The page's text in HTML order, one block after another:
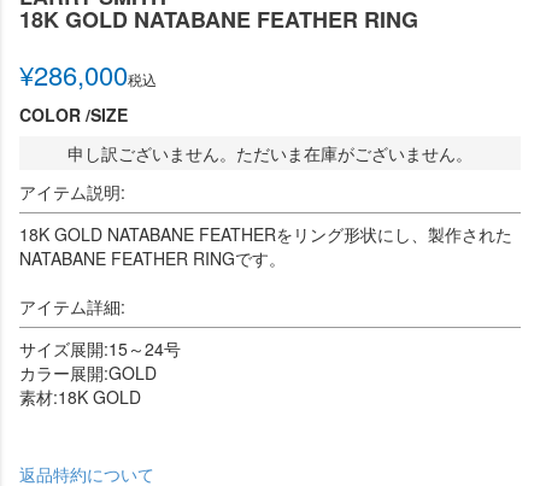
18K GOLD NATABANE FEATHER RING
¥286,000税込
COLOR SIZE
申し訳ございません。ただいま在庫がございません。
アイテム説明:
18K GOLD NATABANE FEATHERをリング形状にし、製作された
NATABANE FEATHER RINGです。
アイテム詳細:
サイズ展開:15～24号
カラー展開:GOLD
素材:18K GOLD
返品特約について